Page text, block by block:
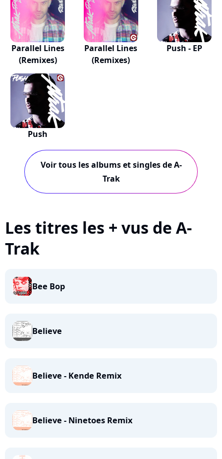
Parallel Lines
(Remixes)
Parallel Lines
(Remixes)
Push - EP
Push
Voir tous les albums et singles de A-
Trak
Les titres les + vus de A-
Trak
Bee Bop
Believe
Believe - Kende Remix
Believe - Ninetoes Remix